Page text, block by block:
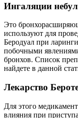
Ингаляции
Это
используют для
Беродуал при
побочными
бронхов. Список
найдете в данной
Лекарство
Для этого
влияния при